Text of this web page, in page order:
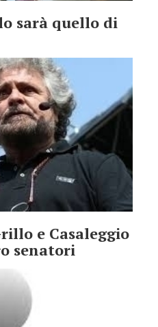
sarà quello di
e Casaleggio
senatori